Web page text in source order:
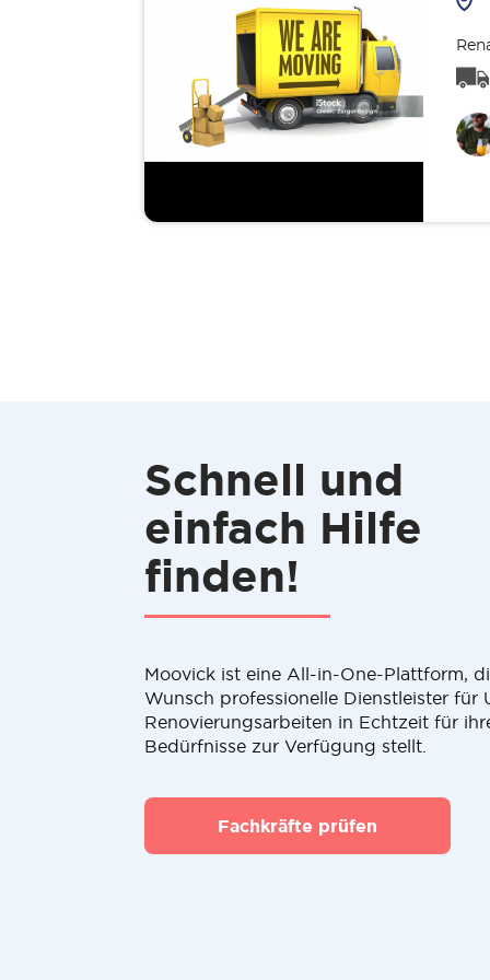
Schnell und
einfach Hilfe
finden!
Moovick ist eine All-in-One-Plattform,
Wunsch professionelle Dienstleister für
Renovierungsarbeiten in Echtzeit für
Bedürfnisse zur Verfügung stellt.
Fachkräfte prüfen